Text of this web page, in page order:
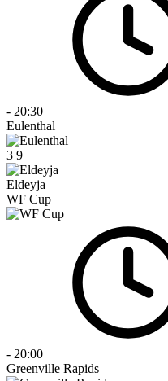
- 20:30
Eulenthal
3 9
Eldeyja
WF Cup
- 20:00
Greenville Rapids